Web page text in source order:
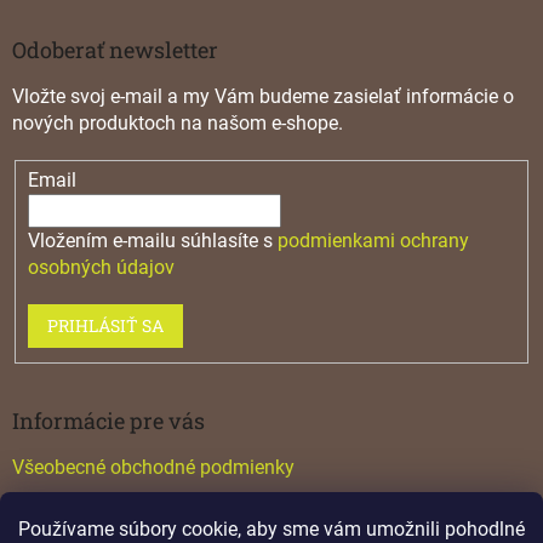
Používame súbory cookie, aby sme vám umožnili pohodlné
Odoberať newsletter
Vložte svoj e-mail a my Vám budeme zasielať informácie o
nových produktoch na našom e-shope.
Email
Vložením e-mailu súhlasíte s podmienkami ochrany
osobných údajov
PRIHLÁSIŤ SA
Informácie pre vás
Všeobecné obchodné podmienky
Katalógy